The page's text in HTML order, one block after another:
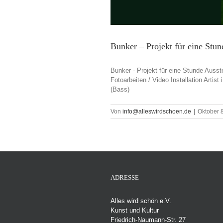
Bunker – Projekt für eine
Bunker - Projekt für eine Stunde
Fotoarbeiten / Video Installation Artist
(Bass)
Von info@alleswirdschoen.de | Oktober
ADRESSE
Alles wird schön e.V.
Kunst und Kultur
Friedrich-Naumann-Str. 27